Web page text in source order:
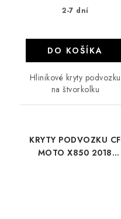
2-7 dní
DO KOŠÍKA
Hlinikové kryty podvozku
na štvorkolku
KRYTY PODVOZKU CF
MOTO X850 2018